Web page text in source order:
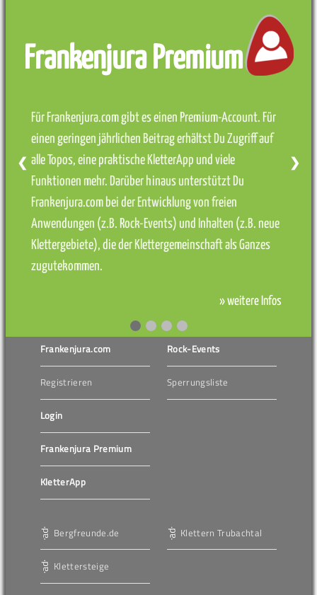
Frankenjura Premium
Für Frankenjura.com gibt es einen Premium-Account. Für
einen geringen jährlichen Beitrag erhältst Du Zugriff auf
alle Topos, eine praktische KletterApp und viele
Funktionen mehr. Darüber hinaus unterstützt Du
Frankenjura.com bei der Entwicklung von freien
Anwendungen (z.B. Rock-Events) und Inhalten (z.B. neue
Klettergebiete), die der Klettergemeinschaft als Ganzes
zugutekommen.
» weitere Infos
❮ ❯
Frankenjura.com
Registrieren
Login
Frankenjura Premium
KletterApp
Rock-Events
Sperrungsliste
Bergfreunde.de
Klettersteige
Klettern Trubachtal